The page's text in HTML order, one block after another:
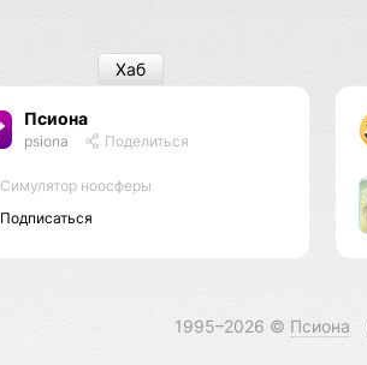
Псиона
psiona Поделиться
Cимулятор ноосферы
Подписаться
Хаб
1995–2026 © Псиона